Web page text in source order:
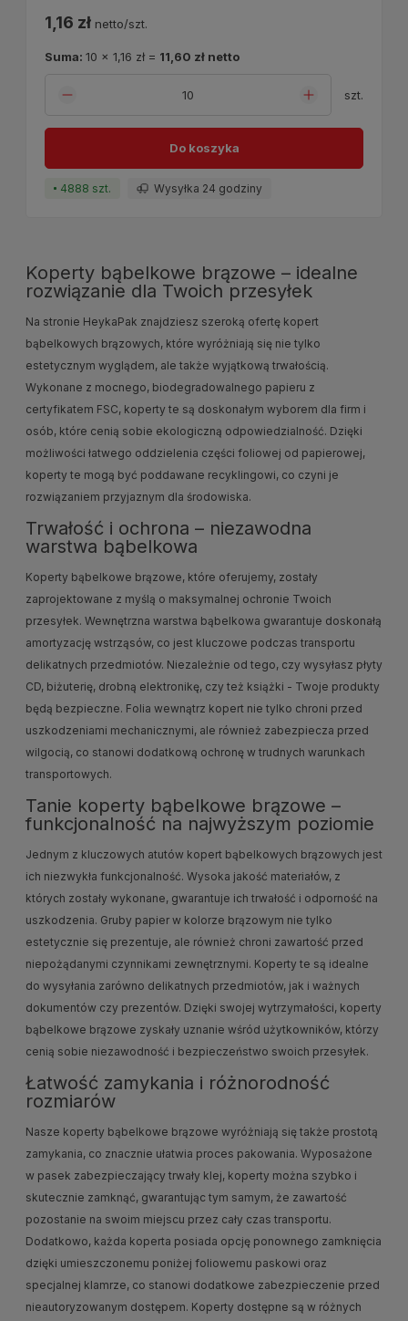
1,16 zł netto/szt.
szt.
Do koszyka
Suma: 10 x 1,16 zł = 11,60 zł netto
4888 szt. Wysyłka 24 godziny
Koperty bąbelkowe brązowe – idealne
rozwiązanie dla Twoich przesyłek
Na stronie HeykaPak znajdziesz szeroką ofertę kopert
bąbelkowych brązowych, które wyróżniają się nie tylko
estetycznym wyglądem, ale także wyjątkową trwałością.
Wykonane z mocnego, biodegradowalnego papieru z
certyfikatem FSC, koperty te są doskonałym wyborem dla firm i
osób, które cenią sobie ekologiczną odpowiedzialność. Dzięki
możliwości łatwego oddzielenia części foliowej od papierowej,
koperty te mogą być poddawane recyklingowi, co czyni je
rozwiązaniem przyjaznym dla środowiska.
Trwałość i ochrona – niezawodna
warstwa bąbelkowa
Koperty bąbelkowe brązowe, które oferujemy, zostały
zaprojektowane z myślą o maksymalnej ochronie Twoich
przesyłek. Wewnętrzna warstwa bąbelkowa gwarantuje doskonałą
amortyzację wstrząsów, co jest kluczowe podczas transportu
delikatnych przedmiotów. Niezależnie od tego, czy wysyłasz płyty
CD, biżuterię, drobną elektronikę, czy też książki - Twoje produkty
będą bezpieczne. Folia wewnątrz kopert nie tylko chroni przed
uszkodzeniami mechanicznymi, ale również zabezpiecza przed
wilgocią, co stanowi dodatkową ochronę w trudnych warunkach
transportowych.
Tanie koperty bąbelkowe brązowe –
funkcjonalność na najwyższym poziomie
Jednym z kluczowych atutów kopert bąbelkowych brązowych jest
ich niezwykła funkcjonalność. Wysoka jakość materiałów, z
których zostały wykonane, gwarantuje ich trwałość i odporność na
uszkodzenia. Gruby papier w kolorze brązowym nie tylko
estetycznie się prezentuje, ale również chroni zawartość przed
niepożądanymi czynnikami zewnętrznymi. Koperty te są idealne
do wysyłania zarówno delikatnych przedmiotów, jak i ważnych
dokumentów czy prezentów. Dzięki swojej wytrzymałości, koperty
bąbelkowe brązowe zyskały uznanie wśród użytkowników, którzy
cenią sobie niezawodność i bezpieczeństwo swoich przesyłek.
Łatwość zamykania i różnorodność
rozmiarów
Nasze koperty bąbelkowe brązowe wyróżniają się także prostotą
zamykania, co znacznie ułatwia proces pakowania. Wyposażone
w pasek zabezpieczający trwały klej, koperty można szybko i
skutecznie zamknąć, gwarantując tym samym, że zawartość
pozostanie na swoim miejscu przez cały czas transportu.
Dodatkowo, każda koperta posiada opcję ponownego zamknięcia
dzięki umieszczonemu poniżej foliowemu paskowi oraz
specjalnej klamrze, co stanowi dodatkowe zabezpieczenie przed
nieautoryzowanym dostępem. Koperty dostępne są w różnych